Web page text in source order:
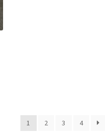
1 2 3 4